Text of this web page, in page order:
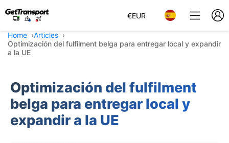
€EUR
Home
Articles
Optimización del fulfilment belga para entregar local y expandir
a la UE
Optimización del fulfilment
belga para entregar local y
expandir a la UE